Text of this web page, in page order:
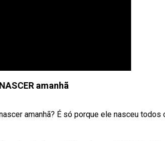
amanhã
amanhã? É só porque ele nasceu todos